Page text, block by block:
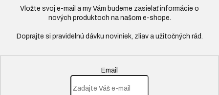
Vložte svoj e-mail a my Vám budeme zasielať informácie o
nových produktoch na našom e-shope.
Email